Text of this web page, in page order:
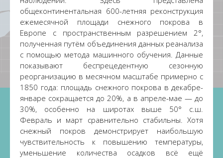
общеконтинентальная 600-летняя реконструкция
ежемесячной площади снежного покрова в
Европе с пространственным разрешением 2°,
полученная путём объединения данных реанализа
с помощью метода машинного обучения. Данные
показывают беспрецедентную сезонную
реорганизацию в месячном масштабе примерно с
1850 года: площадь снежного покрова в декабре-
январе сокращается до 20%, а в апреле-мае — до
30%, особенно на широтах выше 50° с.ш.
Февраль и март сравнительно стабильны. Хотя
снежный покров демонстрирует наибольшую
чувствительность к повышению температуры,
уменьшение количества осадков всё ещё